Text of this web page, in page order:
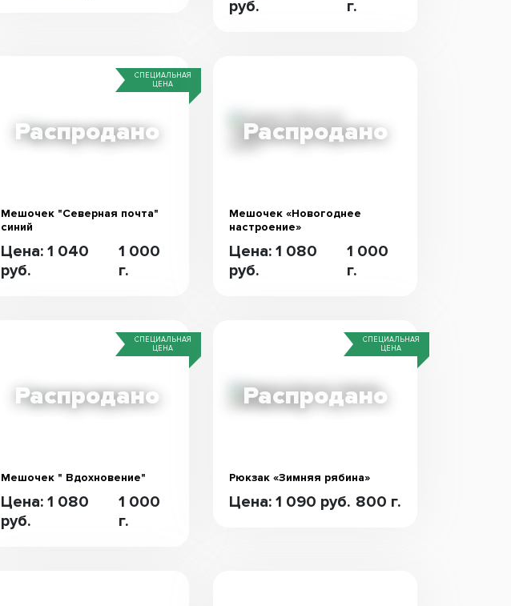
руб.
г.
СПЕЦИАЛЬНАЯ
ЦЕНА
Мешочек "Северная почта"
синий
Цена: 1 040
руб.
1 000
г.
Мешочек «Новогоднее
настроение»
Цена: 1 080
руб.
1 000
г.
СПЕЦИАЛЬНАЯ
ЦЕНА
Мешочек " Вдохновение"
Цена: 1 080
руб.
1 000
г.
СПЕЦИАЛЬНАЯ
ЦЕНА
Рюкзак «Зимняя рябина»
Цена: 1 090 руб. 800 г.